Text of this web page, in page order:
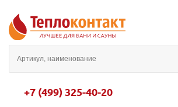
+7 (499) 325-40-20